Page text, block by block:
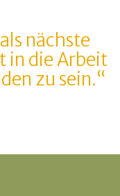
nächste
in die Arbeit
zu sein.“